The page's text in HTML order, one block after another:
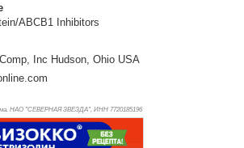
ABCB1 Inhibitors
Inc Hudson, Ohio USA
НАО "СЕВЕРНАЯ ЗВЕЗДА", ИНН 7720185196